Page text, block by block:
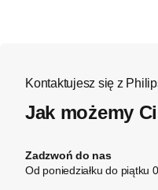
Kontaktujesz się z
Jak możemy
Zadzwoń do nas
Od poniedziałku do piątku